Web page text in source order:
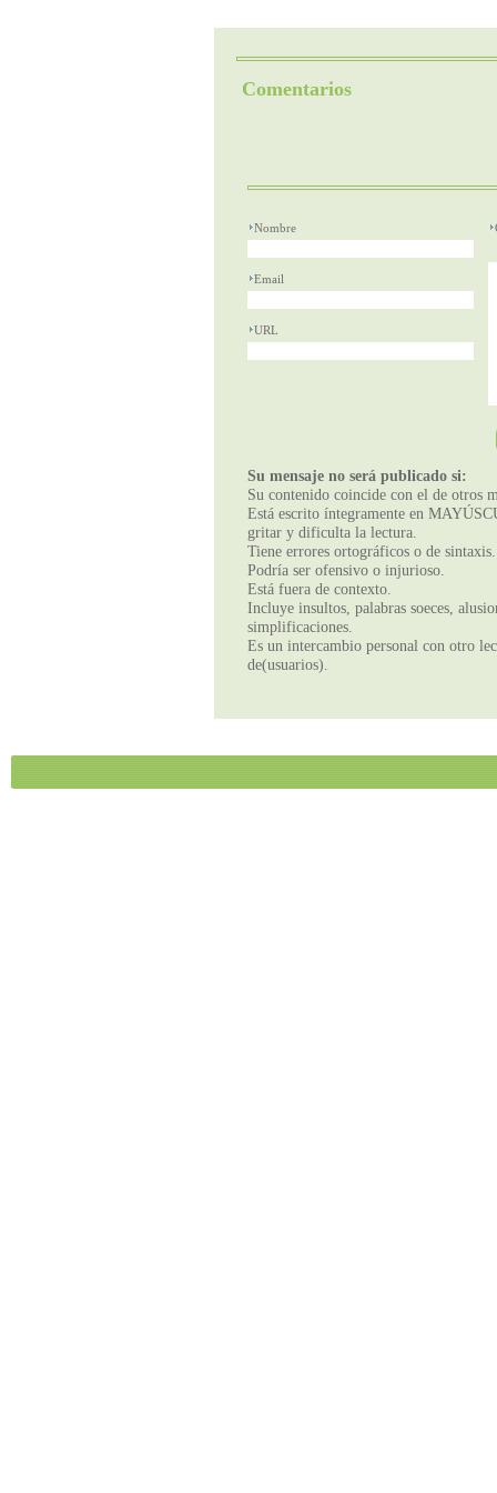
Comentarios
Nombre
Email
URL
Su mensaje no será publicado si:
Su contenido coincide con el de otros
Está escrito íntegramente en
gritar y dificulta la lectura.
Tiene errores ortográficos o de sintaxis.
Podría ser ofensivo o injurioso.
Está fuera de contexto.
Incluye insultos, palabras soeces,
simplificaciones.
Es un intercambio personal con otro
de(usuarios).